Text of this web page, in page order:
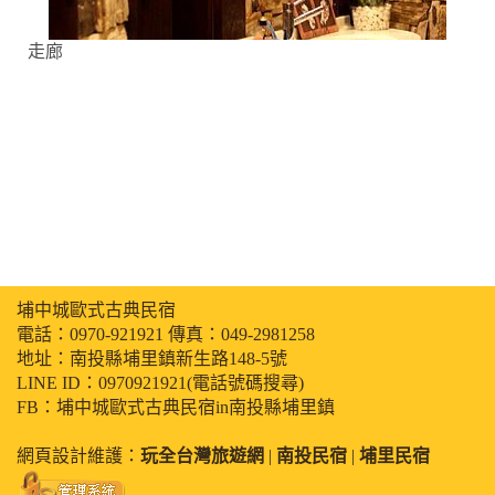
走廊
埔中城歐式古典民宿
電話： 0970-921921 傳真：049-2981258
地址：南投縣埔里鎮新生路148-5號
LINE ID：0970921921(電話號碼搜尋)
FB：埔中城歐式古典民宿in南投縣埔里鎮
網頁設計維護： 玩全台灣旅遊網 | 南投民宿 | 埔里民宿